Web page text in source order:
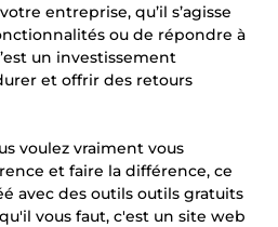
entreprise, qu’il s’agisse
ou de répondre à
un investissement
et offrir des retours
voulez vraiment vous
et faire la différence, ce
avec des outils outils gratuits
vous faut, c'est un site web